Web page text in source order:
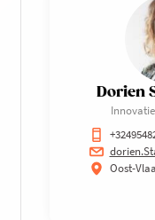
Dorien
Oost-